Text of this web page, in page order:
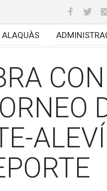
ALAQUÀS
CON